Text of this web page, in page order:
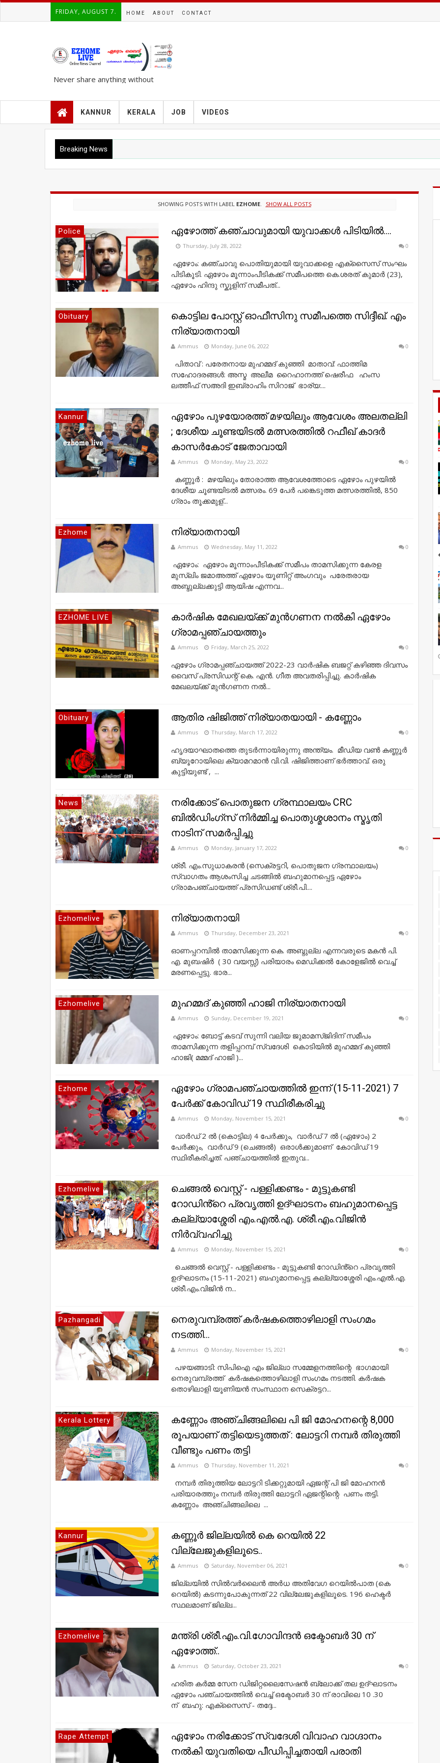
FRIDAY, AUGUST 7. HOME ABOUT CONTACT
Never share anything without
KANNUR KERALA JOB VIDEOS
Breaking News
SHOWING POSTS WITH LABEL EZHOME. SHOW ALL POSTS
Police ഏഴോത്ത് കഞ്ചാവുമായി യുവാക്കൾ പിടിയിൽ....
Thursday, July 28, 2022 0
ഏഴോം: കഞ്ചാവു പൊതിയുമായി യുവാക്കളെ എക്സൈസ് സംഘം
പിടികൂടി. ഏഴോം മൂന്നാംപീടികക്ക് സമീപത്തെ കെ.ശരത് കുമാർ (23),
ഏഴോം ഹിന്ദു സ്കൂളിന് സമീപത്...
Obituary
കൊട്ടില പോസ്റ്റ് ഓഫീസിനു സമീപത്തെ സിദ്ദീഖ്. എം
നിര്യാതനായി
Ammus Monday, June 06, 2022 0
പിതാവ് : പരേതനായ മുഹമ്മദ് കുഞ്ഞി മാതാവ്: ഫാത്തിമ
സഹോദരങ്ങൾ: അസ്മ അലീമ റൈഹാനത്ത് ഷെരീഫ ഹംസ
ലത്തീഫ് സഅദി ഇബ്രാഹിം സിറാജ് ഭാര്യ:...
Kannur
ഏഴോം പുഴയോരത്ത് മഴയിലും ആവേശം അലതല്ലി
; ദേശീയ ചൂണ്ടയിടല്‍ മത്സരത്തില്‍ റഫീഖ് കാദര്‍
കാസര്‍കോട് ജേതാവായി
Ammus Monday, May 23, 2022 0
കണ്ണൂര്‍ : മഴയിലും തോരാത്ത ആവേശത്തോടെ ഏഴോം പുഴയില്‍
ദേശീയ ചൂണ്ടയിടല്‍ മത്സരം. 69 പേര്‍ പങ്കെടുത്ത മത്സരത്തില്‍, 850
ഗ്രാം തൂക്കമുള്...
Ezhome നിര്യാതനായി
Ammus Wednesday, May 11, 2022 0
ഏഴോം: ഏഴോം മൂന്നാംപീടികക്ക് സമീപം താമസിക്കുന്ന കേരള
മുസ്ലിം ജമാഅത്ത് ഏഴോം യൂണിറ്റ് അംഗവും പരേതരായ
അബ്ദുല്ലക്കുട്ടി ആയിഷ എന്നവ...
EZHOME LIVE
കാർഷിക മേഖലയ്ക്ക് മുൻഗണന നൽകി ഏഴോം
ഗ്രാമപ്പഞ്ചായത്തും
Ammus Friday, March 25, 2022 0
ഏഴോം ഗ്രാമപ്പഞ്ചായത്ത് 2022-23 വാർഷിക ബജറ്റ് കഴിഞ്ഞ ദിവസം
വൈസ് പ്രസിഡന്റ് കെ. എൻ. ഗീത അവതരിപ്പിച്ചു. കാർഷിക
മേഖലയ്ക്ക് മുൻഗണന നൽ...
Obituary ആതിര ഷിജിത്ത് നിര്യാതയായി - കണ്ണോം
Ammus Thursday, March 17, 2022 0
ഹൃദയാഘാതത്തെ തുടർന്നായിരുന്നു അന്ത്യം. മീഡിയ വൺ കണ്ണൂർ
ബ്യൂറോയിലെ ക്യാമറമാൻ വി.വി. ഷിജിത്താണ് ഭർത്താവ്. ഒരു
കുട്ടിയുണ്ട് , ...
News
നരിക്കോട് പൊതുജന ഗ്രന്ഥാലയം CRC
ബിൽഡിംഗ്സ് നിർമ്മിച്ച പൊതുശ്മശാനം സ്മൃതി
നാടിന് സമർപ്പിച്ചു
Ammus Monday, January 17, 2022 0
ശ്രീ. എം.സുധാകരൻ (സെക്രട്ടറി, പൊതുജന ഗ്രന്ഥാലയം)
സ്വാഗതം ആശംസിച്ച ചടങ്ങിൽ ബഹുമാനപ്പെട്ട ഏഴോം
ഗ്രാമപഞ്ചായത്ത് പ്രസിഡണ്ട് ശ്രീ.പി....
Ezhomelive നിര്യാതനായി
Ammus Thursday, December 23, 2021 0
ഓണപ്പറമ്പിൽ താമസിക്കുന്ന കെ. അബ്ദുല്ല എന്നവരുടെ മകൻ പി.
എ. മുബഷിർ ( 30 വയസ്സ്) പരിയാരം മെഡിക്കൽ കോളേജിൽ വെച്ച്
മരണപ്പെട്ടു. ഭാര...
Ezhomelive മുഹമ്മദ് കുഞ്ഞി ഹാജി നിര്യാതനായി
Ammus Sunday, December 19, 2021 0
ഏഴോം: ബോട്ട് കടവ് സുന്നി വലിയ ജുമാമസ്ജിദിന് സമീപം
താമസിക്കുന്ന തളിപ്പറമ്പ് സ്വദേശി കൊടിയിൽ മുഹമ്മദ് കുഞ്ഞി
ഹാജി( മമ്മദ് ഹാജി )...
Ezhome
ഏഴോം ഗ്രാമപഞ്ചായത്തിൽ ഇന്ന് (15-11-2021) 7
പേർക്ക് കോവിഡ് 19 സ്ഥിരീകരിച്ചു
Ammus Monday, November 15, 2021 0
വാർഡ് 2 ൽ (കൊട്ടില) 4 പേർക്കും, വാർഡ് 7 ൽ (ഏഴോം) 2
പേർക്കും, വാർഡ്‌ 9 (ചെങ്ങൽ) ഒരാൾക്കുമാണ് കോവിഡ് 19
സ്ഥിരീകരിച്ചത്. പഞ്ചായത്തിൽ ഇതുവ...
Ezhomelive
ചെങ്ങൽ വെസ്റ്റ് - പള്ളിക്കണ്ടം - മുട്ടുകണ്ടി
റോഡിൻ്റെ പ്രവൃത്തി ഉദ്ഘാടനം ബഹുമാനപ്പെട്ട
കല്ല്യാശ്ശേരി എം.എൽ.എ. ശ്രീ.എം.വിജിൻ
നിർവ്വഹിച്ചു
Ammus Monday, November 15, 2021 0
ചെങ്ങൽ വെസ്റ്റ് - പള്ളിക്കണ്ടം - മുട്ടുകണ്ടി റോഡിൻ്റെ പ്രവൃത്തി
ഉദ്ഘാടനം (15-11-2021) ബഹുമാനപ്പെട്ട കല്ല്യാശ്ശേരി എം.എൽ.എ.
ശ്രീ.എം.വിജിൻ ന...
Pazhangadi
നെരുവമ്പ്രത്ത് കർഷകത്തൊഴിലാളി സംഗമം
നടത്തി...
Ammus Monday, November 15, 2021 0
പഴയങ്ങാടി: സിപിഐ എം ജില്ലാ സമ്മേളനത്തിന്റെ ഭാഗമായി
നെരുവമ്പ്രത്ത് കർഷകത്തൊഴിലാളി സംഗമം നടത്തി. കർഷക
തൊഴിലാളി യൂണിയൻ സംസ്ഥാന സെക്രട്ടറ...
Kerala Lottery
കണ്ണോം അഞ്ചിങ്ങലിലെ പി ജി മോഹനന്റെ 8,000
രൂപയാണ് തട്ടിയെടുത്തത് : ലോട്ടറി നമ്പർ തിരുത്തി
വീണ്ടും പണം തട്ടി
Ammus Thursday, November 11, 2021 0
നമ്പർ തിരുത്തിയ ലോട്ടറി ടിക്കറ്റുമായി ഏജന്റ്‌ പി ജി മോഹനൻ
പരിയാരത്തും നമ്പർ തിരുത്തി ലോട്ടറി ഏജന്റിന്റെ പണം തട്ടി.
കണ്ണോം അഞ്ചിങ്ങലിലെ ...
Kannur
കണ്ണൂർ ജില്ലയിൽ കെ റെയില്‍ 22
വില്ലേജുകളിലൂടെ..
Ammus Saturday, November 06, 2021 0
ജില്ലയില്‍ സില്‍വര്‍ലൈന്‍ അര്‍ധ അതിവേഗ റെയില്‍പാത (കെ
റെയില്‍) കടന്നുപോകുന്നത്‌ 22 വില്ലേജുകളിലൂടെ. 196 ഹെക്ടര്‍
സ്ഥലമാണ്‌ ജില്ല...
Ezhomelive
മന്ത്രി ശ്രീ.എം.വി.ഗോവിന്ദൻ ഒക്ടോബർ 30 ന്
ഏഴോത്ത്..
Ammus Saturday, October 23, 2021 0
ഹരിത കർമ്മ സേന ഡിജിറ്റലൈസേഷൻ ബ്ലോക്ക് തല ഉദ്ഘാടനം
ഏഴോം പഞ്ചായത്തിൽ വെച്ച് ഒക്ടോബർ 30 ന് രാവിലെ 10 .30
ന് ബഹു: എക്‌സൈസ്‌ - തദ്ദേ...
Rape Attempt
ഏഴോം നരിക്കോട് സ്വദേശി വിവാഹ വാഗ്ദാനം
നൽകി യുവതിയെ പീഡിപ്പിച്ചതായി പരാതി